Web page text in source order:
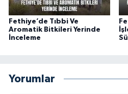
Fethiye’de Tıbbi Ve
Aromatik Bitkileri Yerinde
İnceleme
Yorumlar